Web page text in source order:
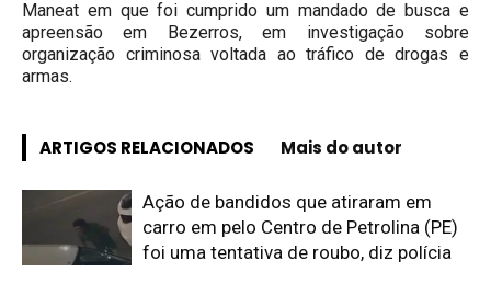
Maneat em que foi cumprido um mandado de busca e
apreensão em Bezerros, em investigação sobre
organização criminosa voltada ao tráfico de drogas e
armas.
ARTIGOS RELACIONADOS Mais do autor
Ação de bandidos que atiraram em
carro em pelo Centro de Petrolina (PE)
foi uma tentativa de roubo, diz polícia